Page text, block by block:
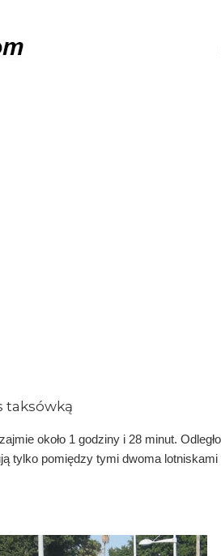
taksówką
około 1 godziny i 28 minut.
tylko pomiędzy tymi dwoma